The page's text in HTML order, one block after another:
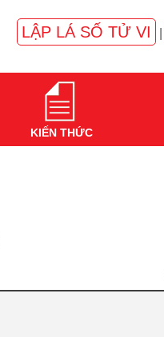
LẬP LÁ SỐ TỬ VI
KIẾN THỨC